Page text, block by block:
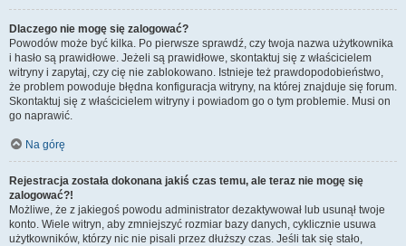
Dlaczego nie mogę się zalogować?
Powodów może być kilka. Po pierwsze sprawdź, czy twoja nazwa użytkownika
i hasło są prawidłowe. Jeżeli są prawidłowe, skontaktuj się z właścicielem
witryny i zapytaj, czy cię nie zablokowano. Istnieje też prawdopodobieństwo,
że problem powoduje błędna konfiguracja witryny, na której znajduje się forum.
Skontaktuj się z właścicielem witryny i powiadom go o tym problemie. Musi on
go naprawić.
Na górę
Rejestracja została dokonana jakiś czas temu, ale teraz nie mogę się
zalogować?!
Możliwe, że z jakiegoś powodu administrator dezaktywował lub usunął twoje
konto. Wiele witryn, aby zmniejszyć rozmiar bazy danych, cyklicznie usuwa
użytkowników, którzy nic nie pisali przez dłuższy czas. Jeśli tak się stało,